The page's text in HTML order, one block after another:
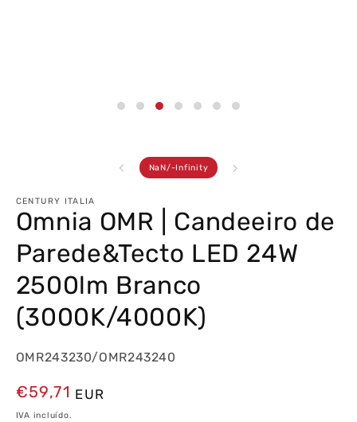
NaN/ de
-Infinity
CENTURY ITALIA
Omnia OMR | Candeeiro de
Parede&Tecto LED 24W
2500lm Branco
(3000K/4000K)
OMR243230/OMR243240
Preço
normal
€59,71 EUR
IVA incluído.